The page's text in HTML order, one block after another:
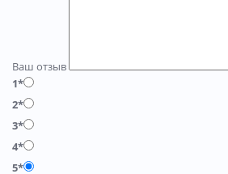
Ваш отзыв
1*
2*
3*
4*
5*